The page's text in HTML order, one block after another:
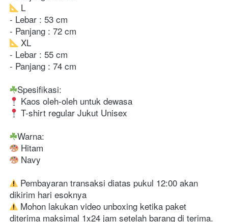
L
- Lebar : 53 cm
XL
- Lebar : 55 cm
- Panjang : 74 cm
T-shirt regular Jukut Unisex
Navy
Pembayaran transaksi diatas pukul 12:00 akan
Mohon lakukan video unboxing ketika paket